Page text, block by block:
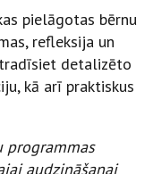
pielāgotas bērnu
refleksija un
detalizēto
kā arī praktiskus
programmas
audzināšanai